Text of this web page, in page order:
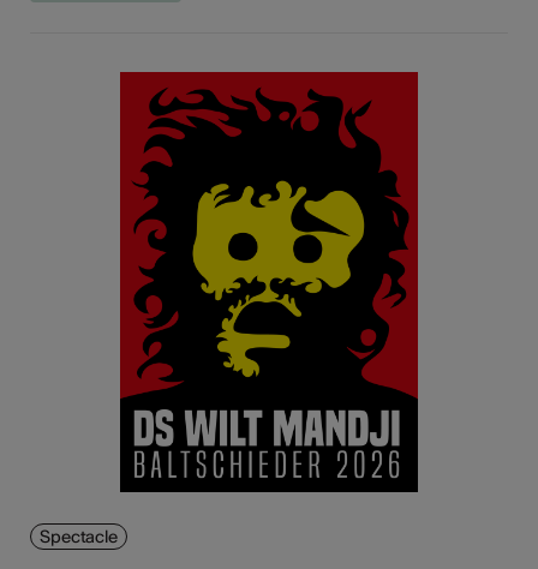
Spectacle